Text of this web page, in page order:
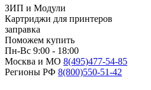
ЗИП и Модули
Картриджи для принтеров
заправка
Поможем купить
Пн-Вс 9:00 - 18:00
Москва и МО 8(495)477-54-85
Регионы РФ 8(800)550-51-42